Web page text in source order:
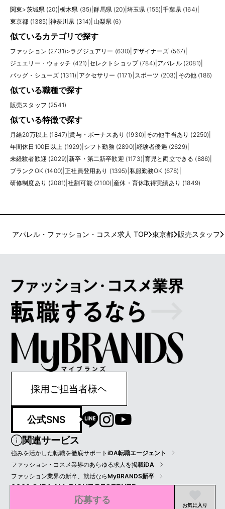
応募する お気に入り
関東>茨城県 (20) 栃木県 (35) |群馬県 (20) 埼玉県 (155) |千葉県 (164)
東京都 (1385) 神奈川県 (314) 山梨県 (6)
似ているカテゴリで探す
ファッション (2731)>ラグジュアリー (630) デザイナーズ (567)
ジュエリー・ウォッチ (421) セレクトショップ (784) アパレル (2081)
バッグ・シューズ (1311) アクセサリー (1171) スポーツ (203) その他 (186)
似ている職種で探す
販売スタッフ (2541)
似ている特徴で探す
月給20万以上 (1847) |賞与・ボーナスあり (1930) その他手当あり (2250)
年間休日100日以上 (1929) シフト勤務 (2890) 経験者優遇 (2629)
未経験者歓迎 (2029) |新卒・第二新卒歓迎 (1173) 育児と両立できる (886)
ブランクOK (1400) |正社員登用あり (1395) 私服勤務OK (678)
研修制度あり (2081) |社割可能 (2100) 産休・育休取得実績あり (1849)
アパレル・ファッション・コスメ求人 TOP 東京都 販売スタッフ
採用ご担当者様ヘ
公式SNS
関連サービス
強みを活かした転職を徹底サポートiDA転職エージェント
ファッション・コスメ業界のあらゆる求人を掲載iDA
ファッション業界の新卒、就活ならMyBRANDS新卒
2022 © IDA ALL RIGHT RESERVED.
プライバシーポリシー会員規約